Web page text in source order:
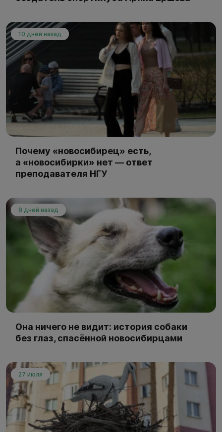
10 дней назад
Почему «новосибирец» есть,
а «новосибирки» нет — ответ
преподавателя НГУ
8 дней назад
Она ничего не видит: история собаки
без глаз, спасённой новосибирцами
27 июля